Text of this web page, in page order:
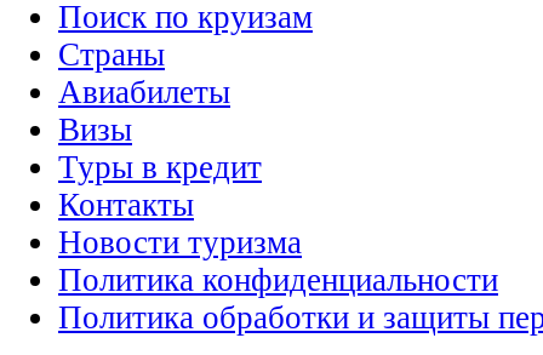
Поиск по круизам
Страны
Авиабилеты
Визы
Туры в кредит
Контакты
Новости туризма
Политика конфиденциальности
Политика обработки и защиты